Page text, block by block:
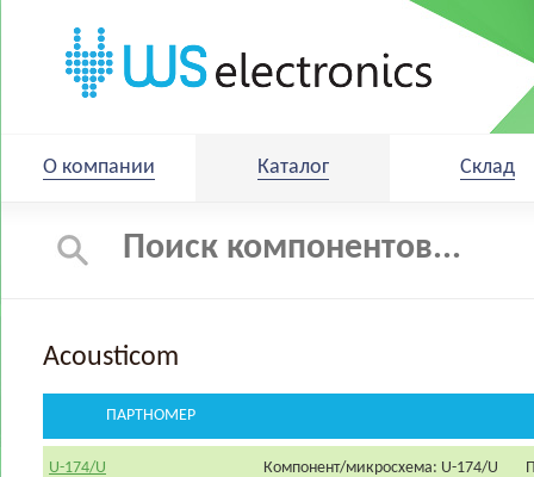
О компании Каталог Склад
Acousticom
ПАРТНОМЕР
U-174/U Компонент/микросхема: U-174/U